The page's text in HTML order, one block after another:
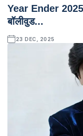
Year Ender
बॉलीवुड...
23 DEC, 2025